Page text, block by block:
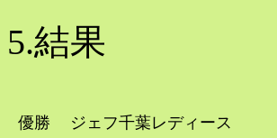
5.結果
優勝
ジェフ千葉レディース